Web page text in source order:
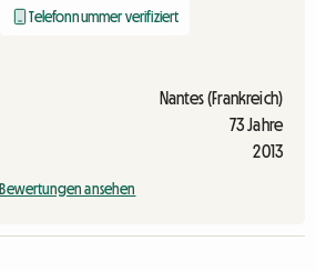
Telefonnummer verifiziert
Nantes (Frankreich)
73 Jahre
2013
Bewertungen ansehen